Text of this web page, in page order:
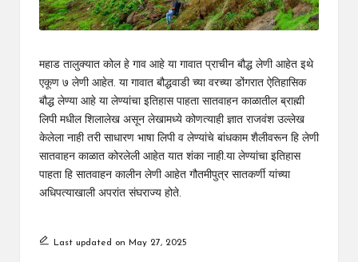
महाड तालुक्यात कोल हे गाव आहे या गावात प्राचीन बौद्ध लेणी आहेत इथे
एकूण ७ लेणी आहेत. या गावात बौद्धवाडी च्या वरच्या डोंगरात ऐतिहासिक
बौद्ध लेण्या आहे या लेण्यांचा इतिहास पाहता सातवाहन काळातील ब्राह्मी
लिपी मधील शिलालेख असून लेखामध्ये कोणत्याही ज्ञात राजवंश उल्लेख
केलेला नाही तरी साधारण भाषा लिपी व लेण्यांचे बांधकाम शैलीवरून हि लेणी
सातवाहन काळात कोरलेली आहेत यात शंका नाही.या लेण्यांचा इतिहास
पाहता हि सातवाहन कालीन लेणी आहेत गौतमीपुत्र सातकर्णी यांच्या
अधिपत्याखाली अपरांत संघराज्य होते.
Last updated on May 27, 2025